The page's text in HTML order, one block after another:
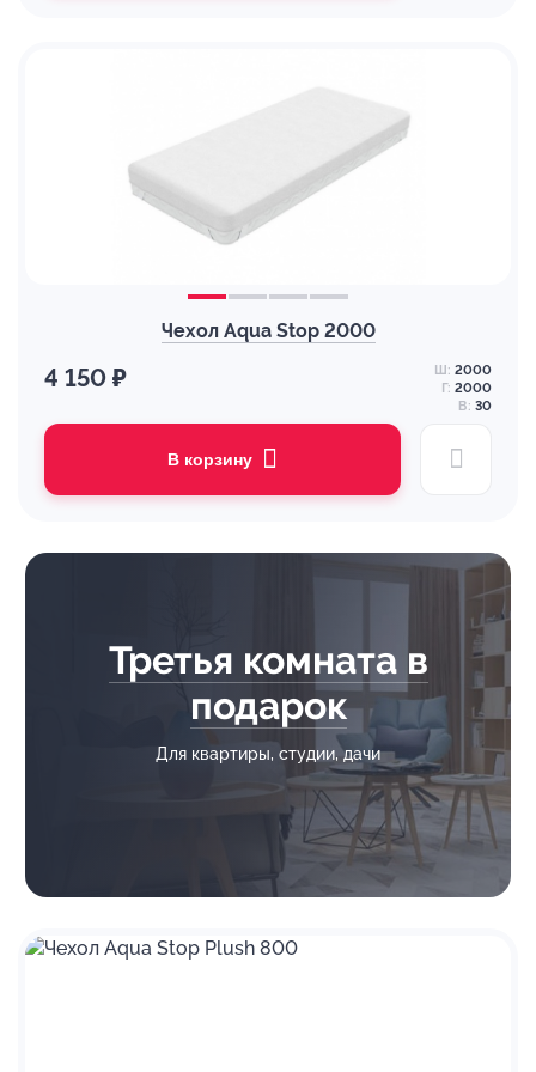
Чехол Aqua Stop 2000
4 150 ₽ Ш: 2000
Г: 2000
В: 30
В корзину
Третья комната в
подарок
Для квартиры, студии, дачи